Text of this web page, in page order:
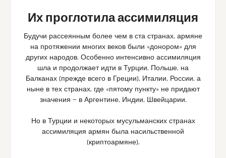
Их проглотила ассимиляция
Будучи рассеянным более чем в ста странах, армяне
на протяжении многих веков были «донором» для
других народов. Особенно интенсивно ассимиляция
шла и продолжает идти в Турции, Польше, на
Балканах (прежде всего в Греции), Италии, России, а
ныне в тех странах, где «пятому пункту» не придают
значения — в Аргентине, Индии, Швейцарии.
Но в Турции и некоторых мусульманских странах
ассимиляция армян была насильственной
(криптоармяне).